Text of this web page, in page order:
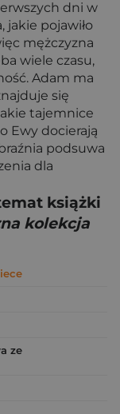
dni w
jakie pojawiło
mężczyzna
wiele czasu,
Adam ma
się
tajemnice
Ewy docierają
podsuwa
dla
książki
kolekcja
ze